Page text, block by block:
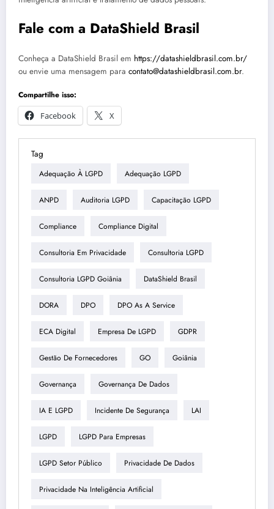
Fale com a DataShield Brasil
Conheça a DataShield Brasil em https://datashieldbrasil.com.br/
ou envie uma mensagem para contato@datashieldbrasil.com.br.
Compartilhe isso:
Facebook
X
Tag
Adequação À LGPD Adequação LGPD
ANPD Auditoria LGPD Capacitação LGPD
Compliance Compliance Digital
Consultoria Em Privacidade Consultoria LGPD
Consultoria LGPD Goiânia DataShield Brasil
DORA DPO DPO As A Service
ECA Digital Empresa De LGPD GDPR
Gestão De Fornecedores GO Goiânia
Governança Governança De Dados
IA E LGPD Incidente De Segurança LAI
LGPD LGPD Para Empresas
LGPD Setor Público Privacidade De Dados
Privacidade Na Inteligência Artificial